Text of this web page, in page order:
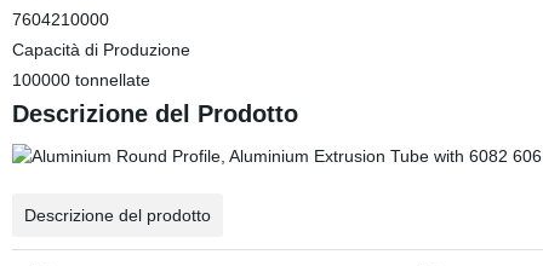
7604210000
Capacità di Produzione
100000 tonnellate
Descrizione del Prodotto
Descrizione del prodotto